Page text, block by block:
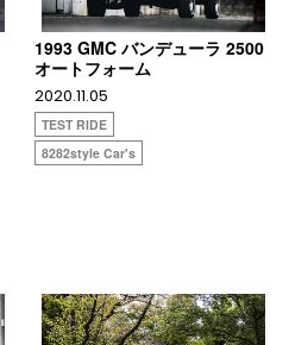
1993 GMC バンデューラ 2500
オートフォーム
2020.11.05
TEST RIDE
8282style Car's